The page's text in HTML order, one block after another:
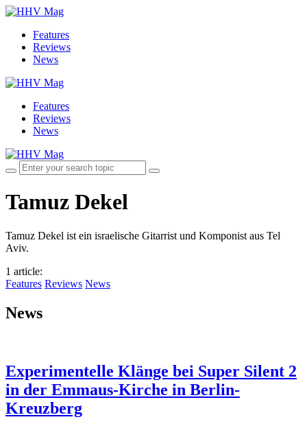
Features
Reviews
News
Features
Reviews
News
Tamuz Dekel
Tamuz Dekel ist ein israelische Gitarrist und Komponist aus Tel
Aviv.
1 article:
Features Reviews News
News
Experimentelle Klänge bei Super Silent 2
in der Emmaus-Kirche in Berlin-
Kreuzberg